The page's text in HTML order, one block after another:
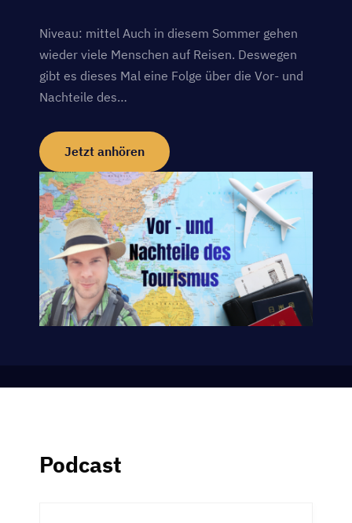
Niveau: mittel Auch in diesem Sommer gehen
wieder viele Menschen auf Reisen. Deswegen
gibt es dieses Mal eine Folge über die Vor- und
Nachteile des…
Jetzt anhören
Podcast